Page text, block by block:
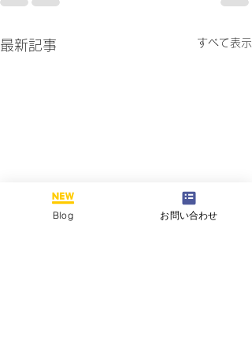
最新記事 すべて表示
Blog お問い合わせ